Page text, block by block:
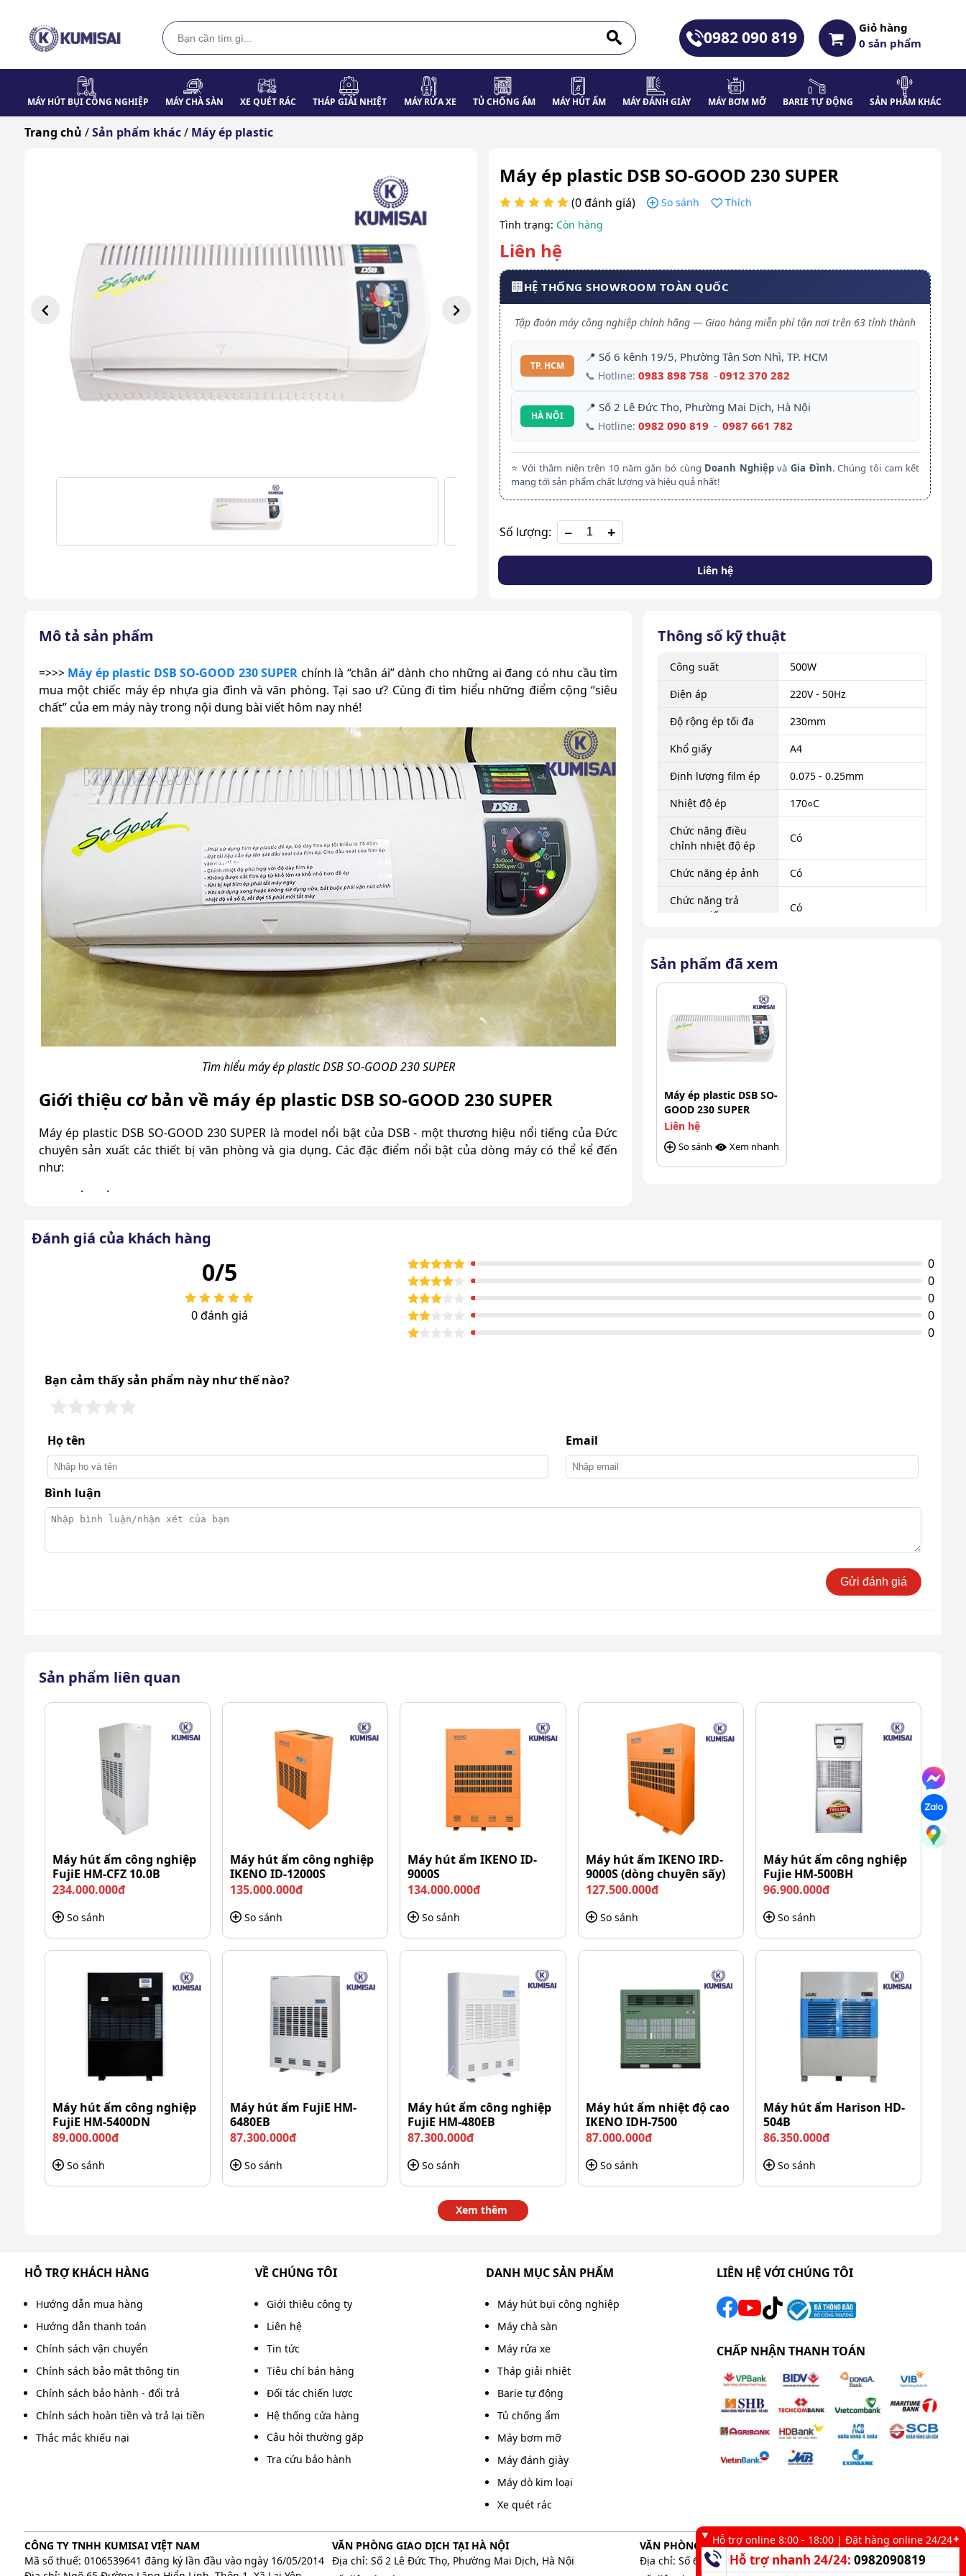
0982 090 819
Giỏ hàng
0sản phẩm
MÁY HÚT BỤI CÔNG NGHIỆP MÁY CHÀ SÀN XE QUÉT RÁC THÁP GIẢI NHIỆT MÁY RỬA XE TỦ CHỐNG ẨM MÁY HÚT ẨM MÁY ĐÁNH GIÀY MÁY BƠM MỠ BARIE TỰ ĐỘNG SẢN PHẨM KHÁC
Trang chủ / Sản phẩm khác / Máy ép plastic
Máy ép plastic DSB SO-GOOD 230 SUPER
(0 đánh giá) So sánh
Thích
Tình trạng: Còn hàng
Liên hệ
🏢HỆ THỐNG SHOWROOM TOÀN QUỐC
Tập đoàn máy công nghiệp chính hãng — Giao hàng miễn phí tận nơi trên 63 tỉnh thành
TP. HCM
📍 Số 6 kênh 19/5, Phường Tân Sơn Nhì, TP. HCM
📞 Hotline: 0983 898 758 - 0912 370 282
HÀ NỘI
📍 Số 2 Lê Đức Thọ, Phường Mai Dịch, Hà Nội
📞 Hotline: 0982 090 819 - 0987 661 782
⭐ Với thâm niên trên 10 năm gắn bó cùng Doanh NghiệpvàGia Đình. Chúng tôi cam kết
mang tới sản phẩm chất lượng và hiệu quả nhất!
Số lượng: +
Liên hệ
Mô tả sản phẩm
=>>> Máy ép plastic DSB SO-GOOD 230 SUPER chính là “chân ái” dành cho những ai đang có nhu cầu tìm
mua một chiếc máy ép nhựa gia đình và văn phòng. Tại sao ư? Cùng đi tìm hiểu những điểm cộng “siêu
chất” của em máy này trong nội dung bài viết hôm nay nhé!
Tìm hiểu máy ép plastic DSB SO-GOOD 230 SUPER
Giới thiệu cơ bản về máy ép plastic DSB SO-GOOD 230 SUPER
Máy ép plastic DSB SO-GOOD 230 SUPER là model nổi bật của DSB - một thương hiệu nổi tiếng của Đức
chuyên sản xuất các thiết bị văn phòng và gia dụng. Các đặc điểm nổi bật của dòng máy có thể kể đến
như:
1. Thiết kế hiện đại và tiện lợi
Máy có kích thước 360x160x100 mm, dễ dàng di chuyển và đặt tại nhiều vị trí trong nhà hoặc văn
phòng.
không cần tốn nhiều sức lực.
Máy có 4 trục rulo nóng và nguội giúp ép plastic nhanh chóng và hiệu quả, đồng thời cũng hạn chế
tình trạng nhăn màng ép.
Trang bị bảng điều khiển đơn giản; dễ sử dụng với các nút điều chỉnh nhiệt độ, thời gian ép và chức
Công suất của máy ép là 500W, giúp tạo ra lực ép mạnh nên chỉ ép trong vòng 20 giây/lần.
Công nghệ Inverter “siêu tiết kiệm” điện năng, giúp bạn “nhẹ ví” hơn.
Đặc biệt, tính năng trả ngược hay chức năng đảo chiều chuyển động của trục ép sẽ đẩy màng plastic
ra khỏi khay ép khi xảy ra sự cố kẹt màng. Vì vậy mà bạn có thể dễ dàng xử lý tình huống kẹt màng
mà không cần phải tháo rời máy hay dùng tay gỡ màng ra, tránh làm hỏng tài liệu và ảnh hưởng đến
tuổi thọ của máy.
3. Khả năng ép plastic đa dạng
Máy có thể ép plastic khổ A4 (210 x 297 mm) và các khổ nhỏ hơn như A5, A6,... đáp ứng nhu cầu ép
plastic đa dạng cho nhiều loại tài liệu, ảnh thẻ, menu, thực đơn, bản đồ, tài liệu, sách vở,...
Thông số kỹ thuật
Công suất
500W
Điện áp
220V - 50Hz
Độ rộng ép tối đa
230mm
Khổ giấy
A4
Định lượng film ép
0.075 - 0.25mm
Nhiệt độ ép
170०C
Chức năng điều
chỉnh nhiệt độ ép
Có
Chức năng ép ảnh
Có
Chức năng trả
ngược giấy
Có
phẩm
Trọng lượng sản
Công nghệ
Xuất xứ
Sản phẩm đã xem
Máy ép plastic DSB SO-
GOOD 230 SUPER
Liên hệ
So sánh Xem nhanh
Đánh giá của khách hàng
0/5
0 đánh giá
0
0
0
0
0
Bạn cảm thấy sản phẩm này như thế nào?
Họ tên Email
Bình luận
Gửi đánh giá
Sản phẩm liên quan
Máy hút ẩm công nghiệp
FujiE HM-CFZ 10.0B
234.000.000đ
So sánh
Máy hút ẩm công nghiệp
IKENO ID-12000S
135.000.000đ
So sánh
Máy hút ẩm IKENO ID-
9000S
134.000.000đ
So sánh
Máy hút ẩm IKENO IRD-
9000S (dòng chuyên sấy)
127.500.000đ
So sánh
Máy hút ẩm công nghiệp
Fujie HM-500BH
96.900.000đ
So sánh
Máy hút ẩm công nghiệp
FujiE HM-5400DN
89.000.000đ
So sánh
Máy hút ẩm FujiE HM-
6480EB
87.300.000đ
So sánh
Máy hút ẩm công nghiệp
FujiE HM-480EB
87.300.000đ
So sánh
Máy hút ẩm nhiệt độ cao
IKENO IDH-7500
87.000.000đ
So sánh
Máy hút ẩm Harison HD-
504B
86.350.000đ
So sánh
Xem thêm
HỖ TRỢ KHÁCH HÀNG
Hướng dẫn mua hàng
Hướng dẫn thanh toán
Chính sách vận chuyển
Chính sách bảo mật thông tin
Chính sách bảo hành - đổi trả
Chính sách hoàn tiền và trả lại tiền
Thắc mắc khiếu nại
VỀ CHÚNG TÔI
Giới thiệu công ty
Liên hệ
Tin tức
Tiêu chí bán hàng
Đối tác chiến lược
Hệ thống cửa hàng
Câu hỏi thường gặp
Tra cứu bảo hành
DANH MỤC SẢN PHẨM
Máy hút bụi công nghiệp
Máy chà sàn
Máy rửa xe
Tháp giải nhiệt
Barie tự động
Tủ chống ẩm
Máy bơm mỡ
Máy đánh giày
Máy dò kim loại
Xe quét rác
LIÊN HỆ VỚI CHÚNG TÔI
CHẤP NHẬN THANH TOÁN
CÔNG TY TNHH KUMISAI VIỆT NAM
Mã số thuế: 0106539641 đăng ký lần đầu vào ngày 16/05/2014
VĂN PHÒNG GIAO DỊCH TẠI HÀ NỘI
Địa chỉ: Số 2 Lê Đức Thọ, Phường Mai Dịch, Hà Nội
VĂN PHÒNG GIAO DỊCH TẠI TP. HCM
Địa chỉ: Số 6 kênh 19/5, Phường Tân Sơn Nhì, TP. HCM
Hỗ trợ online 8:00 - 18:00 | Đặt hàng online 24/24
Hỗ trợ nhanh 24/24:0982090819